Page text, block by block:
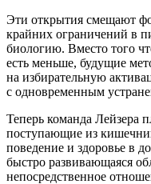
Эти открытия смещают
крайних ограничений в
биологию. Вместо того
есть меньше, будущие
на избирательную
с одновременным
Теперь команда Лейзера
поступающие из
поведение и здоровье в
быстро развивающаяся
непосредственное